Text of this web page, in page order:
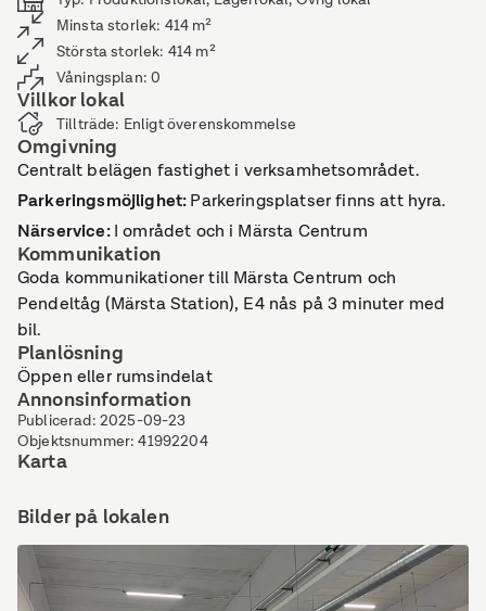
Minsta storlek: 414 m²
Största storlek: 414 m²
Våningsplan:0
Villkor lokal
Tillträde: Enligt överenskommelse
Omgivning
Centralt belägen fastighet i verksamhetsområdet.
Parkeringsmöjlighet:Parkeringsplatser finns att hyra.
Närservice:I området och i Märsta Centrum
Kommunikation
Goda kommunikationer till Märsta Centrum och
Pendeltåg (Märsta Station), E4 nås på 3 minuter med
bil.
Planlösning
Öppen eller rumsindelat
Annonsinformation
Publicerad: 2025-09-23
Objektsnummer:41992204
Karta
Bilder på lokalen